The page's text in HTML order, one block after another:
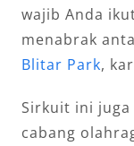
wajib Anda
menabrak
Blitar Park,
Sirkuit ini
cabang